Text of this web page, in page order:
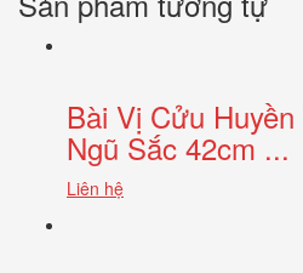
Bài Vị Cửu
Ngũ Sắc 42cm ...
Liên hệ